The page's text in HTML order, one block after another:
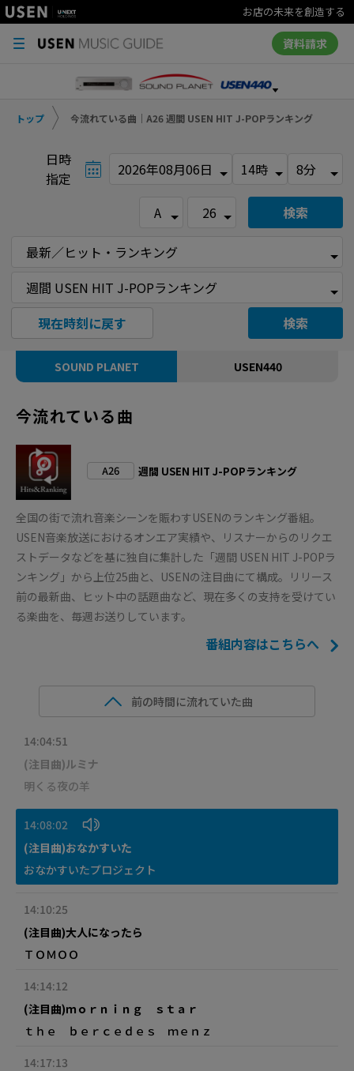
お店の未来を創造する
資料請求
トップ 今流れている曲｜A26 週間 USEN HIT J-POPランキング
日時
指定
検索
検索
現在時刻に戻す
SOUND PLANET USEN440
今流れている曲
A26 週間 USEN HIT J-POPランキング
全国の街で流れ音楽シーンを賑わすUSENのランキング番組。
USEN音楽放送におけるオンエア実績や、リスナーからのリクエ
ストデータなどを基に独自に集計した「週間 USEN HIT J-POPラ
ンキング」から上位25曲と、USENの注目曲にて構成。リリース
前の最新曲、ヒット中の話題曲など、現在多くの支持を受けてい
る楽曲を、毎週お送りしています。
番組内容はこちらへ
前の時間に流れていた曲
14:04:51
(注目曲)ルミナ
明くる夜の羊
14:08:02
(注目曲)おなかすいた
おなかすいたプロジェクト
14:10:25
(注目曲)大人になったら
ＴＯＭＯＯ
14:14:12
(注目曲)ｍｏｒｎｉｎｇ ｓｔａｒ
ｔｈｅ ｂｅｒｃｅｄｅｓ ｍｅｎｚ
14:17:13